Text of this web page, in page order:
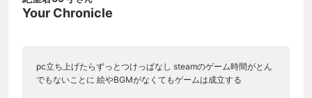
Your Chronicle
pc立ち上げたらずっとつけっぱなし steamのゲーム時間がとん
でもないことに 絵やBGMがなくてもゲームは成立する